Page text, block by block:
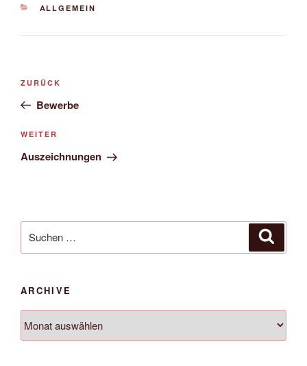
KATEGORIEN
ALLGEMEIN
Beitrags-
Vorheriger
Beitrag
ZURÜCK
Bewerbe
Nächster
Beitrag
WEITER
Auszeichnungen
nach:
ARCHIVE